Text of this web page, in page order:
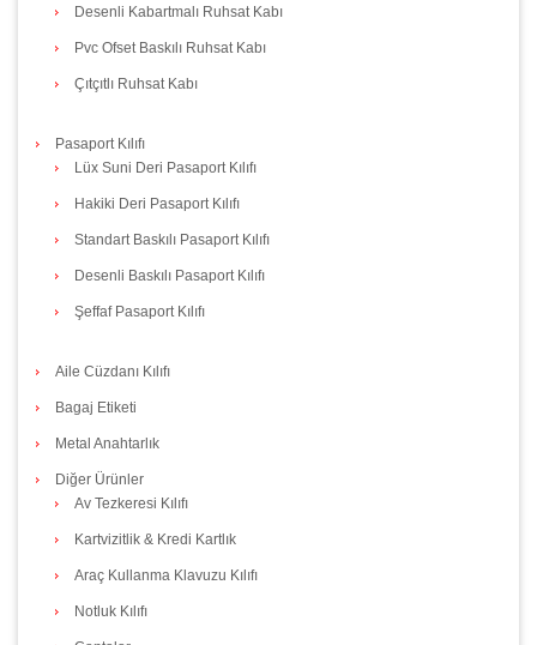
Desenli Kabartmalı Ruhsat Kabı
Pvc Ofset Baskılı Ruhsat Kabı
Çıtçıtlı Ruhsat Kabı
Pasaport Kılıfı
Lüx Suni Deri Pasaport Kılıfı
Hakiki Deri Pasaport Kılıfı
Standart Baskılı Pasaport Kılıfı
Desenli Baskılı Pasaport Kılıfı
Şeffaf Pasaport Kılıfı
Aile Cüzdanı Kılıfı
Bagaj Etiketi
Metal Anahtarlık
Diğer Ürünler
Av Tezkeresi Kılıfı
Kartvizitlik & Kredi Kartlık
Araç Kullanma Klavuzu Kılıfı
Notluk Kılıfı